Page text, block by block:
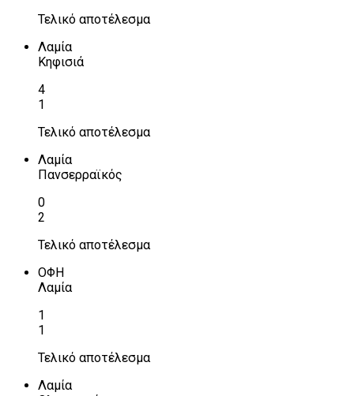
Τελικό αποτέλεσμα
Λαμία
Κηφισιά
4
1
Τελικό αποτέλεσμα
Λαμία
Πανσερραϊκός
0
2
Τελικό αποτέλεσμα
ΟΦΗ
Λαμία
1
1
Τελικό αποτέλεσμα
Λαμία